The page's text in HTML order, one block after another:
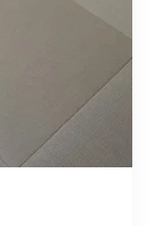
日）